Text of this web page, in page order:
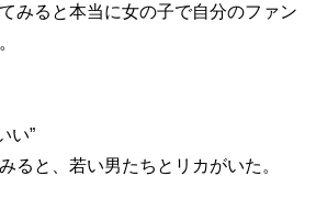
みると本当に女の子で自分のファン
い”
ると、若い男たちとリカがいた。